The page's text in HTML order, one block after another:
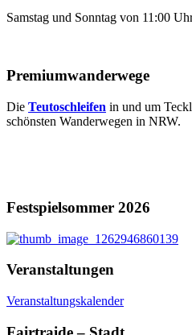
Samstag und Sonntag von 11:00
Premiumwanderwege
Die Teutoschleifen in und um
schönsten Wanderwegen in NRW.
Festspielsommer 2026
Veranstaltungen
Veranstaltungskalender